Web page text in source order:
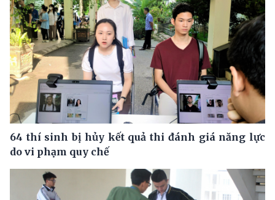
64 thí sinh bị hủy kết quả thi đánh giá năng lực
do vi phạm quy chế